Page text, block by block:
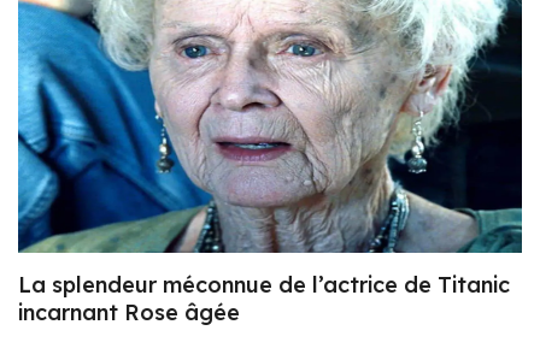
La splendeur méconnue de l’actrice de Titanic
incarnant Rose âgée